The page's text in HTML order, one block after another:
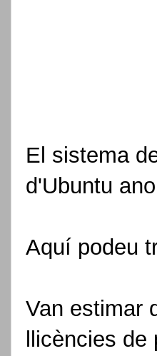
El sistema
d'Ubuntu
Aquí podeu
Van estimar
llicències de